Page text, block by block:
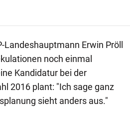
Landeshauptmann Erwin Pröll
noch einmal
Kandidatur bei der
2016 plant: "Ich sage ganz
sieht anders aus."